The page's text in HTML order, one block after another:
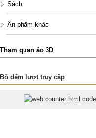
Sách
Ấn phẩm khác
Tham quan ảo 3D
Bộ đếm lượt truy cập